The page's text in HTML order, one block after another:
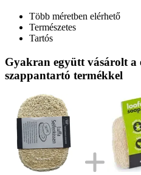
Több méretben elérhető
Természetes
Tartós
Gyakran együtt vásárolt
szappantartó termékkel